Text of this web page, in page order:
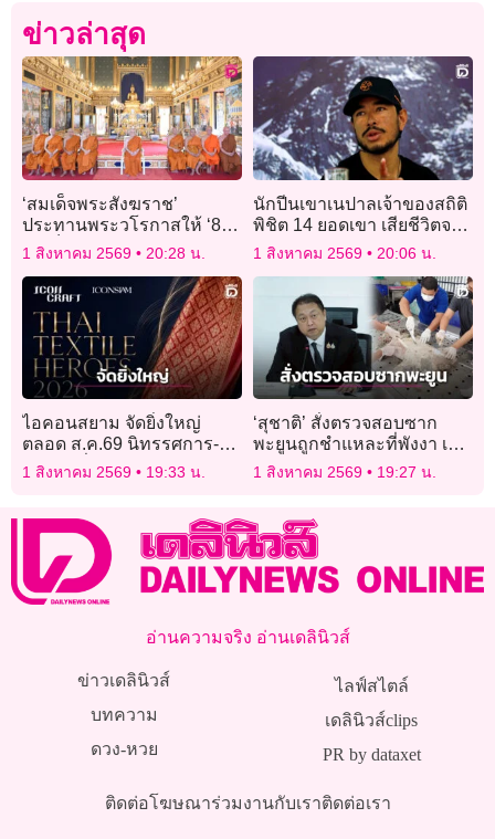
ข่าวล่าสุด
‘สมเด็จพระสังฆราช’
ประทานพระวโรกาสให้ ‘8
สมเด็จพระราชาคณะ’ เฝ้า
1 สิงหาคม 2569 20:28 น.
นักปีนเขาเนปาลเจ้าของสถิติ
พิชิต 14 ยอดเขา เสียชีวิตจาก
หิมะถล่มในปากีสถาน
1 สิงหาคม 2569 20:06 น.
ไอคอนสยาม จัดยิ่งใหญ่
ตลอด ส.ค.69 นิทรรศการ-
งานแฟชั่นผ้าไทย
1 สิงหาคม 2569 19:33 น.
‘สุชาติ’ สั่งตรวจสอบซาก
พะยูนถูกชำแหละที่พังงา เร่ง
ล่าตัวคนผิด ฟันโทษหนัก
1 สิงหาคม 2569 19:27 น.
อ่านความจริง อ่านเดลินิวส์
ข่าวเดลินิวส์
บทความ
ดวง-หวย
ไลฟ์สไตล์
เดลินิวส์clips
PR by dataxet
ติดต่อโฆษณาร่วมงานกับเราติดต่อเรา